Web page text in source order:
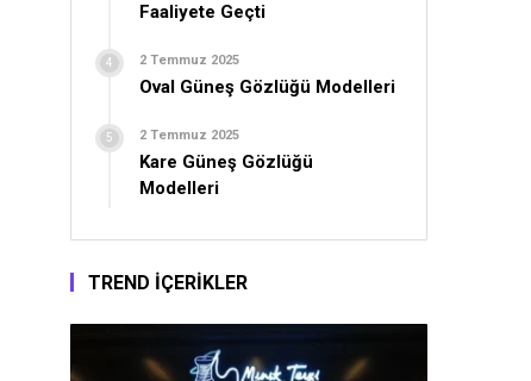
Faaliyete Geçti
2 Temmuz 2025
Oval Güneş Gözlüğü Modelleri
2 Temmuz 2025
Kare Güneş Gözlüğü
Modelleri
TREND İÇERİKLER